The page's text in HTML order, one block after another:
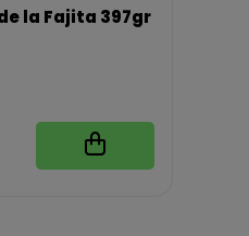
la Fajita 397gr